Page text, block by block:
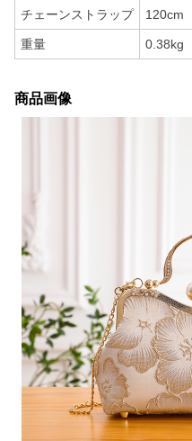
チェーンストラップ 120cm
重量 0.38kg
商品画像